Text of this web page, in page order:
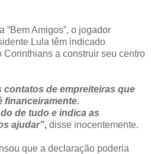
“Bem Amigos”, o jogador
Lula têm indicado
a construir seu centro
contatos de empreiteiras que
financeiramente.
de tudo e indica as
ajudar”, disse inocentemente.
que a declaração poderia